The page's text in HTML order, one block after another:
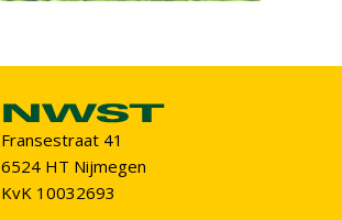
Fransestraat 41
6524 HT Nijmegen
KvK 10032693